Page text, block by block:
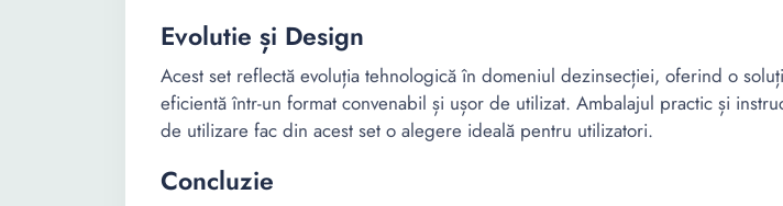
Evolutie și Design
Acest set reflectă evoluția tehnologică în domeniul dezinsecției, oferind o
eficientă într-un format convenabil și ușor de utilizat. Ambalajul practic și
de utilizare fac din acest set o alegere ideală pentru utilizatori.
Concluzie